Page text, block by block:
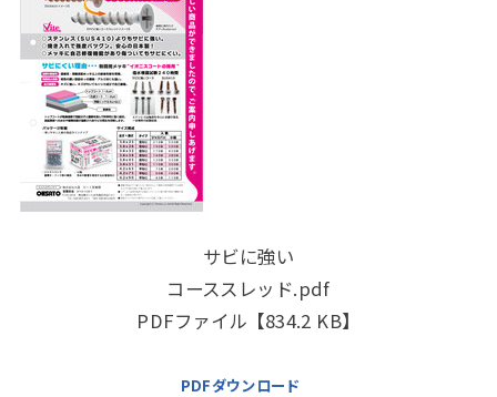
サビに強い
コーススレッド.pdf
PDFファイル【834.2 KB】
PDFダウンロード